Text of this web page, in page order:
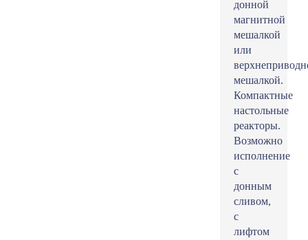
донной
магнитной
мешалкой
или
мешалкой.
Компактные
настольные
реакторы.
Возможно
исполнение
с
донным
сливом,
с
лифтом